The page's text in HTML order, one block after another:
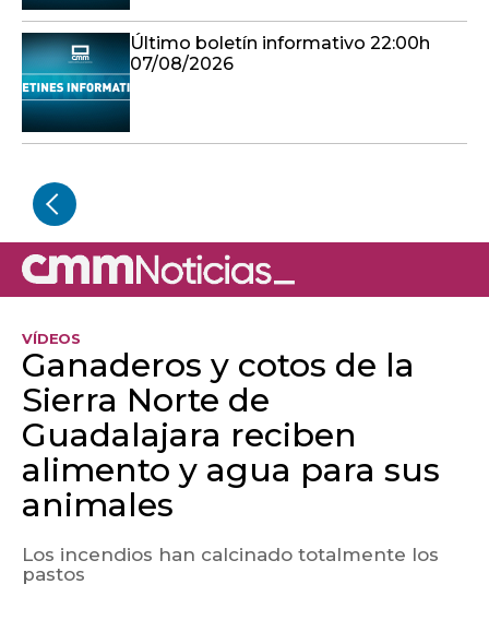
Último boletín informativo 22:00h
07/08/2026
VÍDEOS
Ganaderos y cotos de la
Sierra Norte de
Guadalajara reciben
alimento y agua para sus
animales
Los incendios han calcinado totalmente los
pastos
Algo salió mal.